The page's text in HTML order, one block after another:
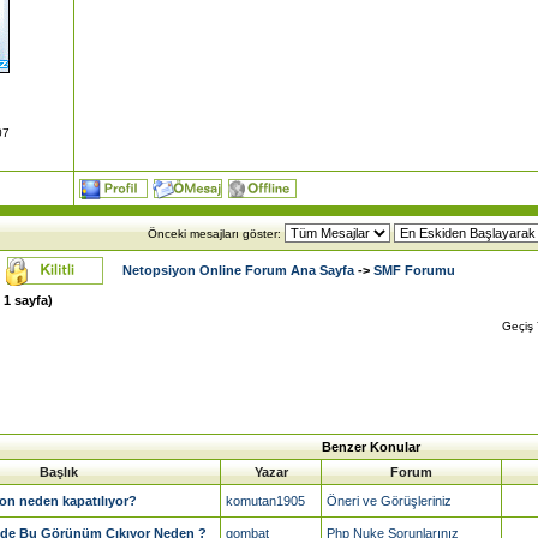
Önceki mesajları göster:
Netopsiyon Online Forum Ana Sayfa -> SMF Forumu
1 sayfa)
Geçiş
Benzer Konular
Başlık
Yazar
Forum
neden kapatılıyor?
komutan1905 Öneri ve Görüşleriniz
Bu Görünüm Çıkıyor Neden ? qombat Php Nuke Sorunlarınız